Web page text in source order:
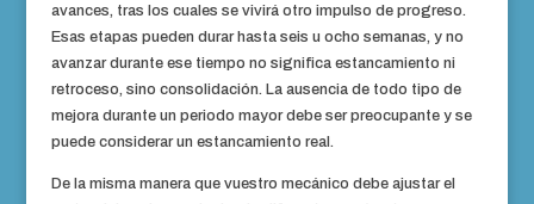
avances, tras los cuales se vivirá otro impulso de progreso.
Esas etapas pueden durar hasta seis u ocho semanas, y no
avanzar durante ese tiempo no significa estancamiento ni
retroceso, sino consolidación. La ausencia de todo tipo de
mejora durante un periodo mayor debe ser preocupante y se
puede considerar un estancamiento real.
De la misma manera que vuestro mecánico debe ajustar el